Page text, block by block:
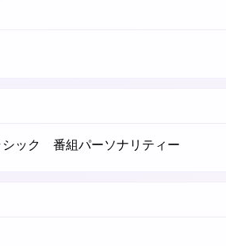
ック 番組パーソナリティー